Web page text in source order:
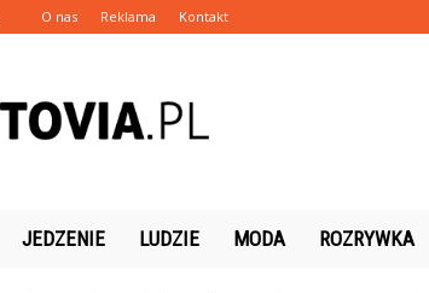
O nas Reklama Kontakt
JEDZENIE LUDZIE MODA ROZRYWKA